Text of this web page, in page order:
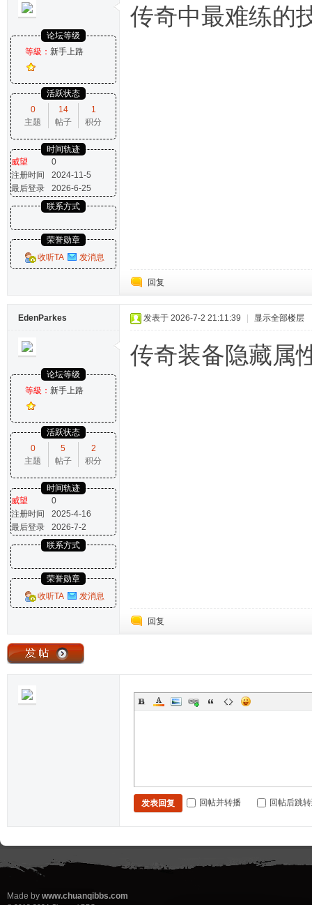
论坛等级
等級： 新手上路
活跃状态
0
主题
14
帖子
1
积分
时间轨迹
威望
0
注册时间
2024-11-5
最后登录
2026-6-25
联系方式
荣誉勋章
收听TA
发消息
传奇中最难练的
回复
EdenParkes
论坛等级
等級： 新手上路
活跃状态
0
主题
5
帖子
2
积分
时间轨迹
威望
0
注册时间
2025-4-16
最后登录
2026-7-2
联系方式
荣誉勋章
收听TA
发消息
发表于 2026-7-2 21:11:39 显示全部楼层
传奇装备隐藏属
回复
发表回复 回帖并转播 回帖后跳
Made by www.chuanqibbs.com